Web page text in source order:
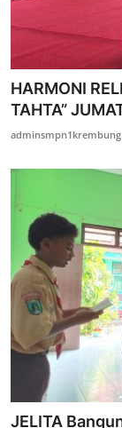
HARMONI
TAHTA”
adminsmpn1krembung
JELITA